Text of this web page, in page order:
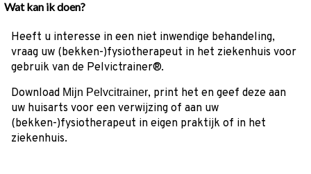
Wat kan ik doen?
Heeft u interesse in een niet inwendige behandeling,
vraag uw (bekken-)fysiotherapeut in het ziekenhuis voor
gebruik van de Pelvictrainer®.
Download Mijn Pelvcitrainer, print het en geef deze aan
uw huisarts voor een verwijzing of aan uw
(bekken-)fysiotherapeut in eigen praktijk of in het
ziekenhuis.